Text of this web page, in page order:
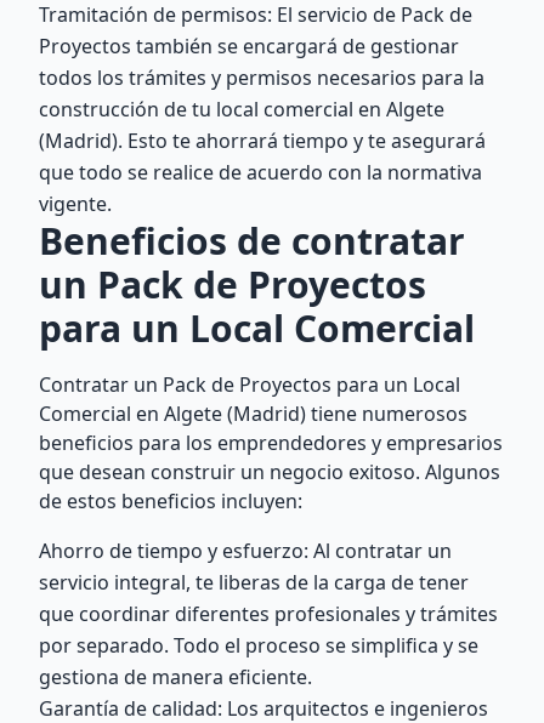
Tramitación de permisos: El servicio de Pack de
Proyectos también se encargará de gestionar
todos los trámites y permisos necesarios para la
construcción de tu local comercial en Algete
(Madrid). Esto te ahorrará tiempo y te asegurará
que todo se realice de acuerdo con la normativa
vigente.
Beneficios de contratar
un Pack de Proyectos
para un Local Comercial
Contratar un Pack de Proyectos para un Local
Comercial en Algete (Madrid) tiene numerosos
beneficios para los emprendedores y empresarios
que desean construir un negocio exitoso. Algunos
de estos beneficios incluyen:
Ahorro de tiempo y esfuerzo: Al contratar un
servicio integral, te liberas de la carga de tener
que coordinar diferentes profesionales y trámites
por separado. Todo el proceso se simplifica y se
gestiona de manera eficiente.
Garantía de calidad: Los arquitectos e ingenieros